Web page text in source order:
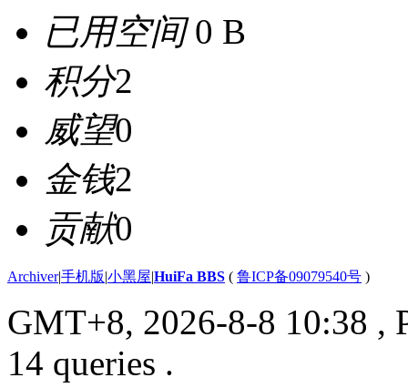
已用空间0 B
积分2
威望0
金钱2
贡献0
Archiver|手机版|小黑屋|HuiFa BBS ( 鲁ICP备09079540号 )
GMT+8, 2026-8-8 10:38 ,
14 queries .